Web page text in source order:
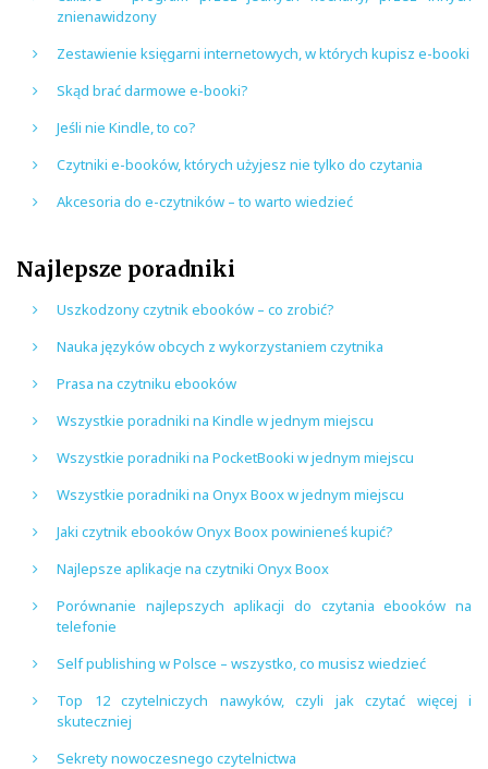
znienawidzony
Zestawienie księgarni internetowych, w których kupisz e-booki
Skąd brać darmowe e-booki?
Jeśli nie Kindle, to co?
Czytniki e-booków, których użyjesz nie tylko do czytania
Akcesoria do e-czytników – to warto wiedzieć
Najlepsze poradniki
Uszkodzony czytnik ebooków – co zrobić?
Nauka języków obcych z wykorzystaniem czytnika
Prasa na czytniku ebooków
Wszystkie poradniki na Kindle w jednym miejscu
Wszystkie poradniki na PocketBooki w jednym miejscu
Wszystkie poradniki na Onyx Boox w jednym miejscu
Jaki czytnik ebooków Onyx Boox powinieneś kupić?
Najlepsze aplikacje na czytniki Onyx Boox
Porównanie najlepszych aplikacji do czytania ebooków na
telefonie
Self publishing w Polsce – wszystko, co musisz wiedzieć
Top 12 czytelniczych nawyków, czyli jak czytać więcej i
skuteczniej
Sekrety nowoczesnego czytelnictwa